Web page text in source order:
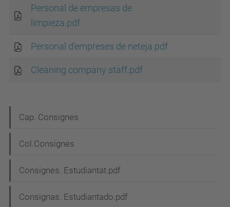
Personal de empresas de
limpieza.pdf
Personal d’empreses de neteja.pdf
Cleaning company staff.pdf
a
v
g
Cap. Consignes
Col.Consignes
Consignes. Estudiantat.pdf
Consignas. Estudiantado.pdf